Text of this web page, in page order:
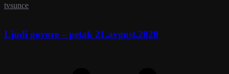
tvsunce
Ljudi govore – petak 21.avgust.2020